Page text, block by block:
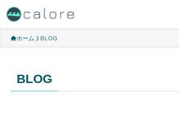
ホーム BLOG
BLOG